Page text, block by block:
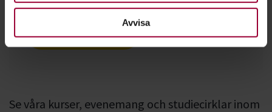
Avvisa
Se våra kurser, evenemang och studiecirklar inom